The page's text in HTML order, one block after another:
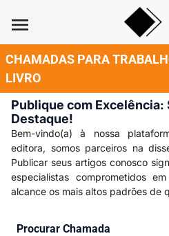
menu
CHAMADAS PARA
LIVRO
Publique com Excelência:
Destaque!
Bem-vindo(a) à nossa
editora, somos parceiros na
Publicar seus artigos conosco
especialistas comprometidos
alcance os mais altos padrões de
Procurar Chamada